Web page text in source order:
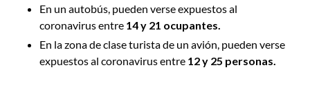
En un autobús, pueden verse expuestos al
coronavirus entre 14 y 21 ocupantes.
En la zona de clase turista de un avión, pueden verse
expuestos al coronavirus entre 12 y 25 personas.